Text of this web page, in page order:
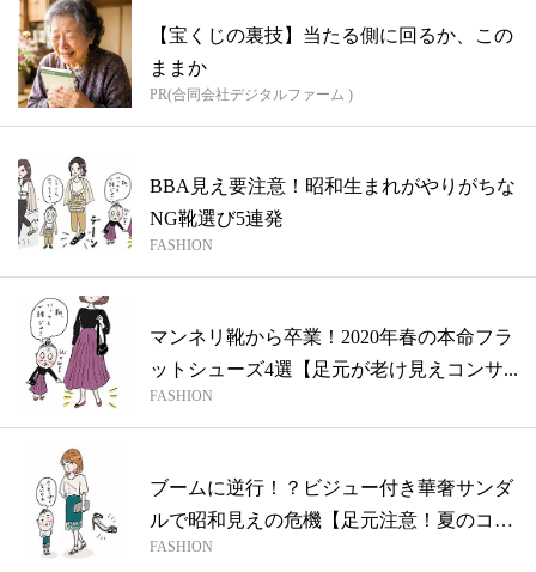
【宝くじの裏技】当たる側に回るか、この
ままか
PR(合同会社デジタルファーム )
BBA見え要注意！昭和生まれがやりがちな
NG靴選び5連発
FASHION
マンネリ靴から卒業！2020年春の本命フラ
ットシューズ4選【足元が老け見えコンサ...
FASHION
ブームに逆行！？ビジュー付き華奢サンダ
ルで昭和見えの危機【足元注意！夏のコン
サ婆...
FASHION